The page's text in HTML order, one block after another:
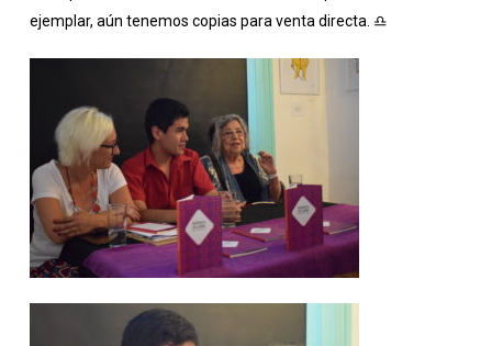
ejemplar, aún tenemos copias para venta directa. ♎